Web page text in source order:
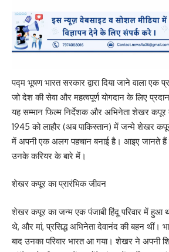
पद्म भूषण भारत सरकार द्वारा दिया जाने वाला एक
जो देश की सेवा और महत्वपूर्ण योगदान के लिए
यह सम्मान फिल्म निर्देशक और अभिनेता शेखर कपूर
1945 को लाहौर (अब पाकिस्तान) में जन्मे शेखर
में अपनी एक अलग पहचान बनाई है। आइए जानते
उनके करियर के बारे में।
शेखर कपूर का प्रारंभिक जीवन
शेखर कपूर का जन्म एक पंजाबी हिंदू परिवार में हुआ
थे, और मां, प्रसिद्ध अभिनेता देवानंद की बहन थीं।
बाद उनका परिवार भारत आ गया। शेखर ने अपनी